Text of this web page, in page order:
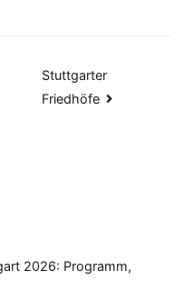
Stuttgarter
Friedhöfe
2026: Programm,